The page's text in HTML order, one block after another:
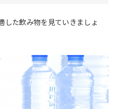
した飲み物を見ていきましょ